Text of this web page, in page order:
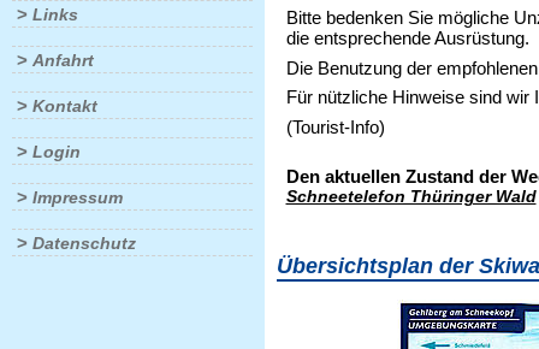
> Links
> Anfahrt
> Kontakt
> Login
> Impressum
> Datenschutz
Bitte bedenken Sie mögliche
die entsprechende Ausrüstung.
Die Benutzung der
Für nützliche Hinweise sind wir
(Tourist-Info)
Den aktuellen Zustand der
Schneetelefon Thüringer Wald
Übersichtsplan der